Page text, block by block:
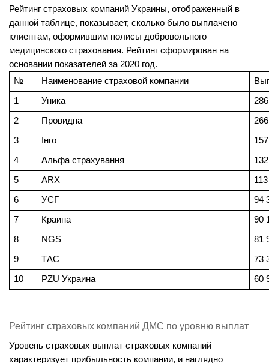
Рейтинг страховых компаний Украины, отображенный в
данной таблице, показывает, сколько было выплачено
клиентам, оформившим полисы добровольного
медицинского страхования. Рейтинг сформирован на
основании показателей за 2020 год.
№
Наименование страховой компании
1 Уника
2 Провидна
3 Інго
4 Альфа страхування
5 ARX
6 УСГ 94
7 Краина 90
8 NGS 81
9 ТАС 73
10 PZU Украина 60
Рейтинг страховых компаний ДМС по уровню выплат
Уровень страховых выплат страховых компаний
характеризует прибыльность компании, и наглядно